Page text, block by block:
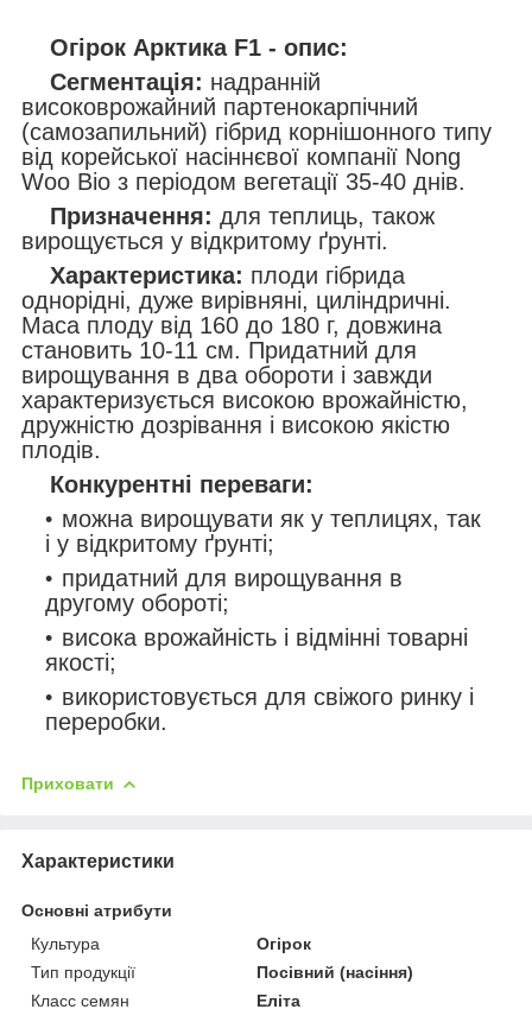
Огірок Арктика F1 - опис:
Сегментація: надранній
високоврожайний партенокарпічний
(самозапильний) гібрид корнішонного типу
від корейської насіннєвої компанії Nong
Woo Bio з періодом вегетації 35-40 днів.
Призначення: для теплиць, також
вирощується у відкритому ґрунті.
Характеристика: плоди гібрида
однорідні, дуже вирівняні, циліндричні.
Маса плоду від 160 до 180 г, довжина
становить 10-11 см. Придатний для
вирощування в два обороти і завжди
характеризується високою врожайністю,
дружністю дозрівання і високою якістю
плодів.
Конкурентні переваги:
можна вирощувати як у теплицях, так
і у відкритому ґрунті;
придатний для вирощування в
другому обороті;
висока врожайність і відмінні товарні
якості;
використовується для свіжого ринку і
переробки.
Приховати
Характеристики
Основні атрибути
Культура
Огірок
Тип продукції
Посівний (насіння)
Класс семян
Еліта